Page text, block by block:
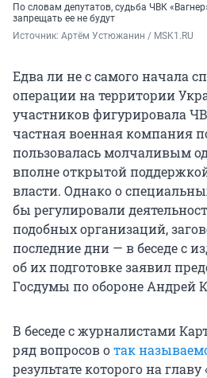
По словам депутатов, судьба ЧВК
запрещать ее не будут
Источник: Артём Устюжанин / MSK1.RU
Едва ли не с самого начала
операции на территории
участников фигурировала
частная военная компания
пользовалась молчаливым
вполне открытой
власти. Однако о
бы регулировали
подобных организаций,
последние дни — в беседе с
об их подготовке заявил
Госдумы по обороне Андрей
В беседе с журналистами
ряд вопросов отак
результате которого на